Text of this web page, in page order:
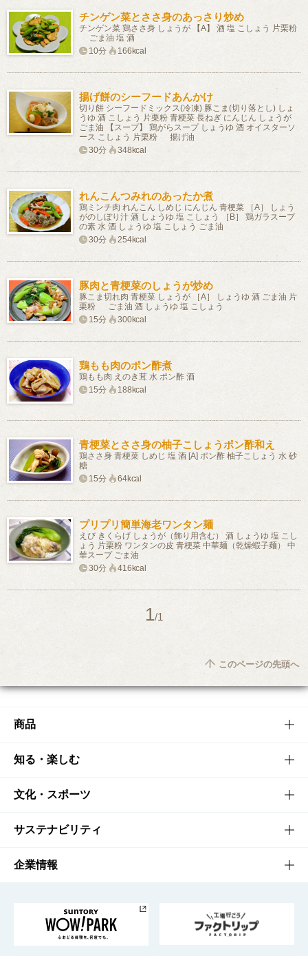
チンゲン菜とささ身のあっさり炒め
チンゲン菜 鶏ささ身 しょうが 【A】 酒 塩 こしょう 片栗粉
ごま油 塩 酒
10分
166kcal
揚げ餅のシーフードあんかけ
切り餅 シーフードミックス(冷凍) 豚こま(切り落とし) しょ
うゆ 酒 こしょう 片栗粉 青梗菜 長ねぎ にんじん しょうが
ごま油 【スープ】 鶏がらスープ しょうゆ 酒 オイスターソ
ース こしょう 片栗粉 揚げ油
30分
348kcal
れんこんつみれのあったか煮
鶏ミンチ肉 れんこん しめじ にんじん 青梗菜 ［A］ しょう
がのしぼり汁 酒 しょうゆ 塩 こしょう ［B］ 鶏ガラスープ
の素 水 酒 しょうゆ 塩 こしょう ごま油
30分
254kcal
豚肉と青梗菜のしょうが炒め
豚こま切れ肉 青梗菜 しょうが ［A］ しょうゆ 酒 ごま油 片
栗粉 ごま油 酒 しょうゆ 塩 こしょう
15分
300kcal
鶏もも肉のポン酢煮
鶏もも肉 えのき茸 水 ポン酢 酒
15分
188kcal
青梗菜とささ身の柚子こしょうポン酢和え
鶏ささ身 青梗菜 しめじ 塩 酒 [A] ポン酢 柚子こしょう 水 砂
糖
15分
64kcal
プリプリ簡単海老ワンタン麺
えび きくらげ しょうが（飾り用含む） 酒 しょうゆ 塩 こし
ょう 片栗粉 ワンタンの皮 青梗菜 中華麺（乾燥蝦子麺） 中
華スープ ごま油
30分
416kcal
1/1
このページの先頭へ
商品
商品TOP
商品一覧
商品発売情報
栄養成分一覧
知る・楽しむ
知る・楽しむTOP
キャンペーン
工場見学
地域情報
文化・スポーツ
文化・スポーツTOP
サントリーホール
サントリーサンバーズ大阪
サステナビリティ
サステナビリティTOP
サントリーが考えるサステナビリティ経営
企業情報
企業概要